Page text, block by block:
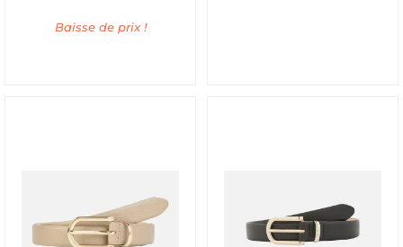
Baisse de prix !